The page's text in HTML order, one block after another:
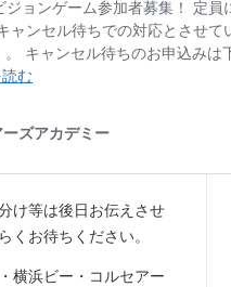
け等は後日お伝えさせ
くお待ちください。
横浜ビー・コルセアー